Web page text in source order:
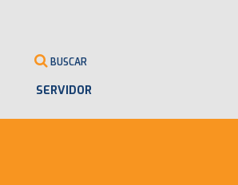
BUSCAR
SERVIDOR